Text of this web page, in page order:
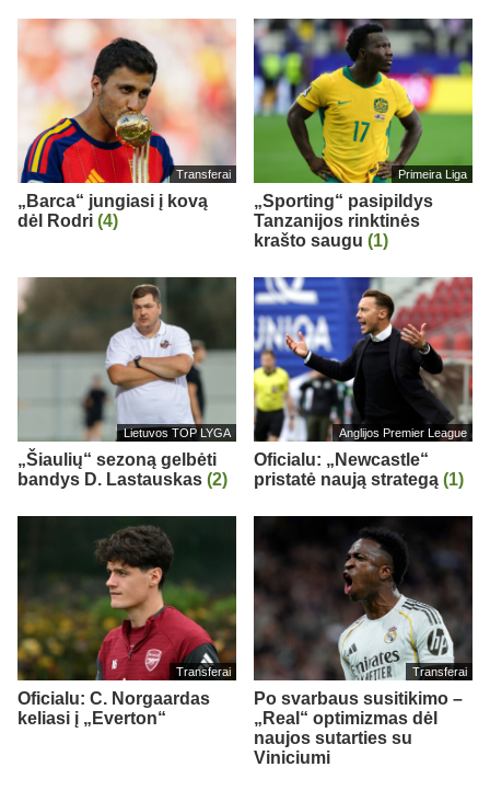
Transferai
„Barca“ jungiasi į kovą
dėl Rodri (4)
Primeira Liga
„Sporting“ pasipildys
Tanzanijos rinktinės
krašto saugu (1)
Lietuvos TOP LYGA
„Šiaulių“ sezoną gelbėti
bandys D. Lastauskas (2)
Anglijos Premier League
Oficialu: „Newcastle“
pristatė naują strategą (1)
Transferai
Oficialu: C. Norgaardas
keliasi į „Everton“
Transferai
Po svarbaus susitikimo –
„Real“ optimizmas dėl
naujos sutarties su
Viniciumi